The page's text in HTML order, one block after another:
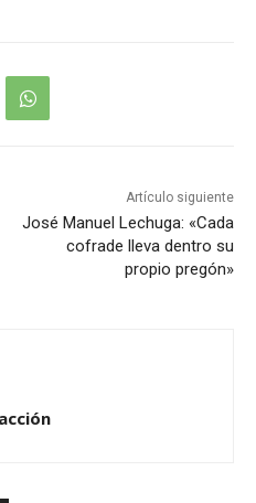
Artículo siguiente
José Manuel Lechuga: «Cada
cofrade lleva dentro su
propio pregón»